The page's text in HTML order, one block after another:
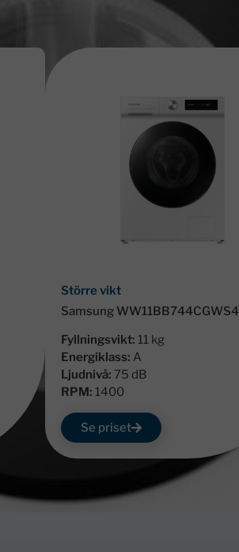
Större vikt
Samsung WW11BB744CGWS4
Fyllningsvikt: 11 kg
Energiklass: A
Ljudnivå:75 dB
RPM: 1400
Se priset